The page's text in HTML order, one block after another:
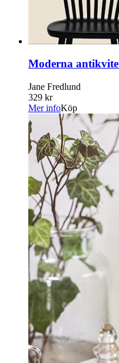
Moderna
Jane Fredlund
329 kr
Mer infoKöp